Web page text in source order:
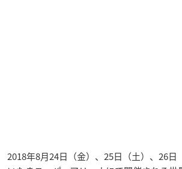
2018年8月24日（金）、25日（土）、26日